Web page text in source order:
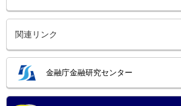
関連リンク
金融庁金融研究センター